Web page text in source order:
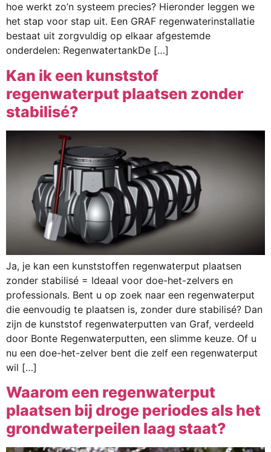
hoe werkt zo’n systeem precies? Hieronder leggen we
het stap voor stap uit. Een GRAF regenwaterinstallatie
bestaat uit zorgvuldig op elkaar afgestemde
onderdelen: RegenwatertankDe […]
Kan ik een kunststof
regenwaterput plaatsen zonder
stabilisé?
Ja, je kan een kunststoffen regenwaterput plaatsen
zonder stabilisé = Ideaal voor doe-het-zelvers en
professionals. Bent u op zoek naar een regenwaterput
die eenvoudig te plaatsen is, zonder dure stabilisé? Dan
zijn de kunststof regenwaterputten van Graf, verdeeld
door Bonte Regenwaterputten, een slimme keuze. Of u
nu een doe-het-zelver bent die zelf een regenwaterput
wil […]
Waarom een regenwaterput
plaatsen bij droge periodes als het
grondwaterpeilen laag staat?